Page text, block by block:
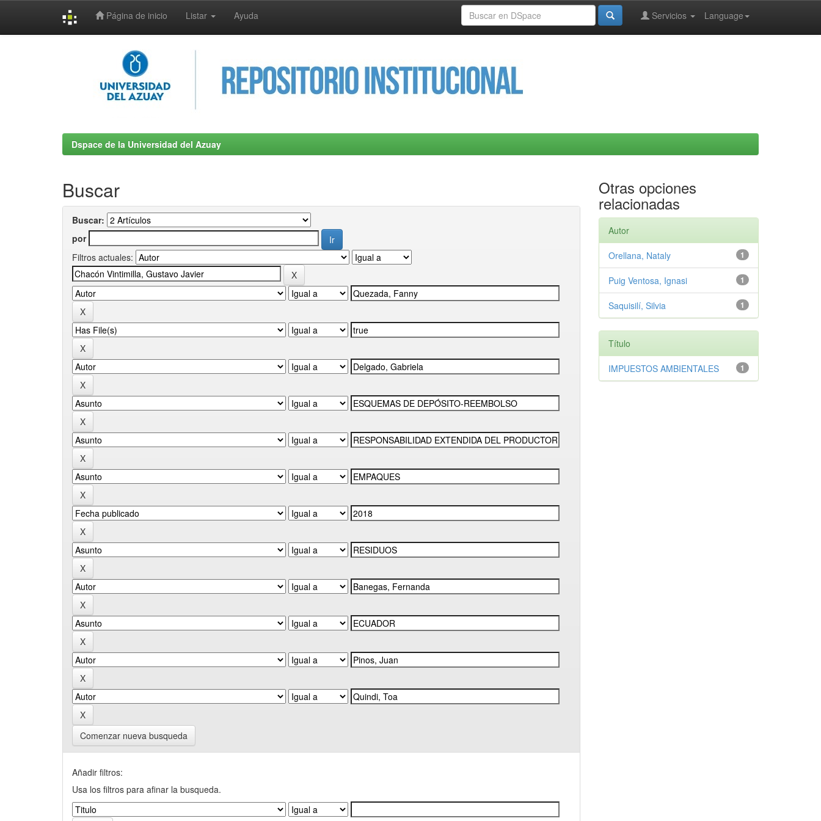
Página de inicio Listar Ayuda Language
Servicios
Dspace de la Universidad del Azuay
Buscar
Buscar:
por
Filtros actuales:
Comenzar nueva busqueda
Añadir filtros:
Usa los filtros para afinar la busqueda.
Otras opciones
relacionadas
Autor
1
Orellana, Nataly
1
Puig Ventosa, Ignasi
1
Saquisilí, Silvia
Título
1
IMPUESTOS AMBIENTALES